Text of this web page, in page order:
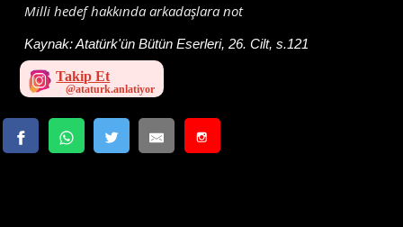
Milli hedef hakkında arkadaşlara not
Kaynak:Atatürk'ün Bütün Eserleri, 26. Cilt, s.121
Takip Et